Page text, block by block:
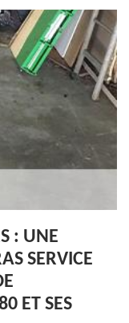
: UNE
SERVICE
ET SES